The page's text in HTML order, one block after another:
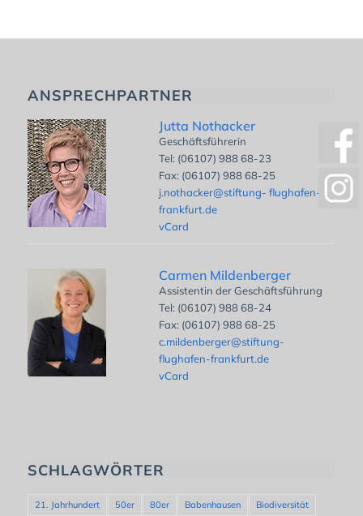
ANSPRECHPARTNER
Jutta Nothacker
Geschäftsführerin
Tel: (06107) 988 68-23
Fax: (06107) 988 68-25
j.nothacker@stiftung- flughafen-
frankfurt.de
vCard
Carmen Mildenberger
Assistentin der Geschäftsführung
Tel: (06107) 988 68-24
Fax: (06107) 988 68-25
c.mildenberger@stiftung-
flughafen-frankfurt.de
vCard
SCHLAGWÖRTER
21. Jahrhundert 50er 80er Babenhausen
Biodiversität